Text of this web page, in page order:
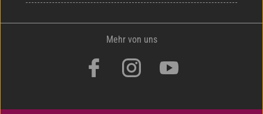
Mehr von uns